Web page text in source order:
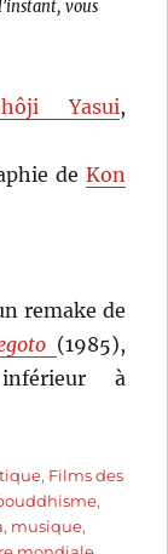
vous
Yasui,
de Kon
remake de
(1985),
à
, Films des
,
, musique,